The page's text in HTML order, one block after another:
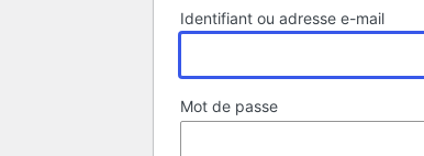
Identifiant ou adresse e-mail
Mot de passe